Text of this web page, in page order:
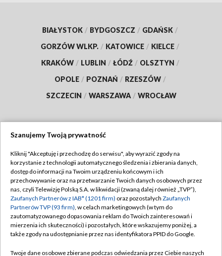
BIAŁYSTOK / BYDGOSZCZ / GDAŃSK /
GORZÓW WLKP. / KATOWICE / KIELCE /
KRAKÓW / LUBLIN / ŁÓDŹ / OLSZTYN /
OPOLE / POZNAŃ / RZESZÓW /
SZCZECIN / WARSZAWA / WROCŁAW
TVP
Abonament TVP
Emisja w TVP
Centrum informacji TVP
Naziemna Telewizja Cyfrowa
Regulamin TVP
Polityka prywatności
Moje zgody
Pomoc
Szanujemy Twoją prywatność
Kliknij "Akceptuję i przechodzę do serwisu", aby wyrazić zgody na
korzystanie z technologii automatycznego śledzenia i zbierania danych,
dostęp do informacji na Twoim urządzeniu końcowym i ich
przechowywanie oraz na przetwarzanie Twoich danych osobowych przez
nas, czyli Telewizję Polską S.A. w likwidacji (zwaną dalej również „TVP”),
Zaufanych Partnerów z IAB* (1201 firm) oraz pozostałych Zaufanych
Partnerów TVP (93 firm), w celach marketingowych (w tym do
zautomatyzowanego dopasowania reklam do Twoich zainteresowań i
mierzenia ich skuteczności) i pozostałych, które wskazujemy poniżej, a
także zgody na udostępnianie przez nas identyfikatora PPID do Google.
Twoje dane osobowe zbierane podczas odwiedzania przez Ciebie naszych